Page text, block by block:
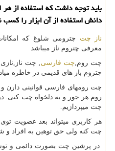
باید توجه داشت كه استفاده از
دانش استفاده از آن ابزار را كسب
ناز چت چترومی شلوغ که
معرفی چتروم ناز میباشد
چت روم چت فارسی چت ناز
چتروم باز های قدیمی در خاطره
چت رومهای فارسی قوانینی
روم هر جور و به دلخواه چت کنی.
چت میپردازیم.
هر کاربری میتواند بعد عضویت
چت کنه ولی حق توهین به افراد و
در پرشین چت بصورت دائمی و